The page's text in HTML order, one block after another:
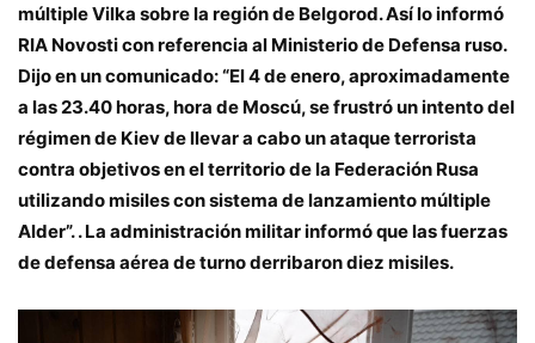
múltiple Vilka sobre la región de Belgorod. Así lo informó
RIA Novosti con referencia al Ministerio de Defensa ruso.
Dijo en un comunicado: “El 4 de enero, aproximadamente
a las 23.40 horas, hora de Moscú, se frustró un intento del
régimen de Kiev de llevar a cabo un ataque terrorista
contra objetivos en el territorio de la Federación Rusa
utilizando misiles con sistema de lanzamiento múltiple
Alder”. . La administración militar informó que las fuerzas
de defensa aérea de turno derribaron diez misiles.